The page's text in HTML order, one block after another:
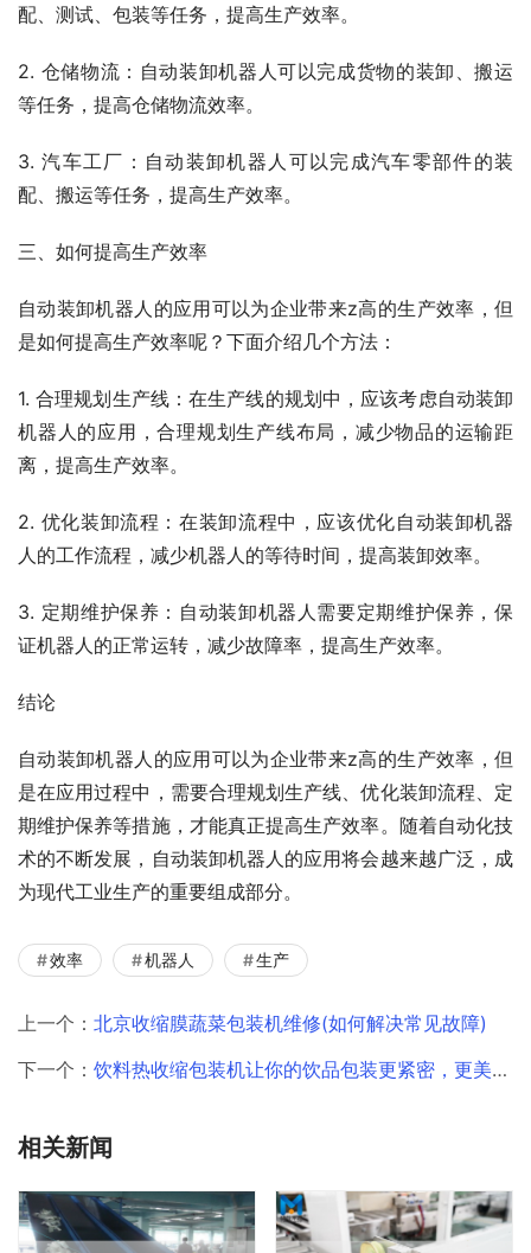
配、测试、包装等任务，提高生产效率。
2. 仓储物流：自动装卸机器人可以完成货物的装卸、搬运
等任务，提高仓储物流效率。
3. 汽车工厂：自动装卸机器人可以完成汽车零部件的装
配、搬运等任务，提高生产效率。
三、如何提高生产效率
自动装卸机器人的应用可以为企业带来z高的生产效率，但
是如何提高生产效率呢？下面介绍几个方法：
1. 合理规划生产线：在生产线的规划中，应该考虑自动装卸
机器人的应用，合理规划生产线布局，减少物品的运输距
离，提高生产效率。
2. 优化装卸流程：在装卸流程中，应该优化自动装卸机器
人的工作流程，减少机器人的等待时间，提高装卸效率。
3. 定期维护保养：自动装卸机器人需要定期维护保养，保
证机器人的正常运转，减少故障率，提高生产效率。
结论
自动装卸机器人的应用可以为企业带来z高的生产效率，但
是在应用过程中，需要合理规划生产线、优化装卸流程、定
期维护保养等措施，才能真正提高生产效率。随着自动化技
术的不断发展，自动装卸机器人的应用将会越来越广泛，成
为现代工业生产的重要组成部分。
效率 机器人 生产
上一个： 北京收缩膜蔬菜包装机维修(如何解决常见故障)
下一个： 饮料热收缩包装机让你的饮品包装更紧密，更美观！
相关新闻